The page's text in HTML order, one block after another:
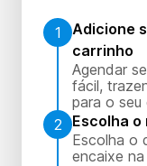
1
Adicione
carrinho
Agendar
fácil,
para o seu
2
Escolha o
Escolha o
encaixe